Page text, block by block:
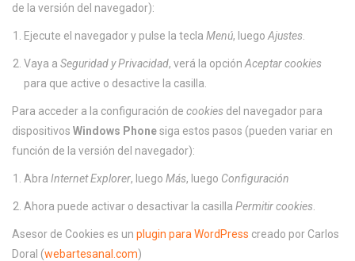
de la versión del navegador):
Ejecute el navegador y pulse la tecla Menú, luego Ajustes
Vaya a Seguridad y Privacidad, verá la opción Aceptar cookies
para que active o desactive la casilla.
Para acceder a la configuración de cookies del navegador para
dispositivos Windows Phonesiga estos pasos (pueden variar en
función de la versión del navegador):
Abra Internet Explorer, luego Más, luego Configuración
Ahora puede activar o desactivar la casilla Permitir cookies
Asesor de Cookies es un plugin para WordPress creado por Carlos
Doral (webartesanal.com)